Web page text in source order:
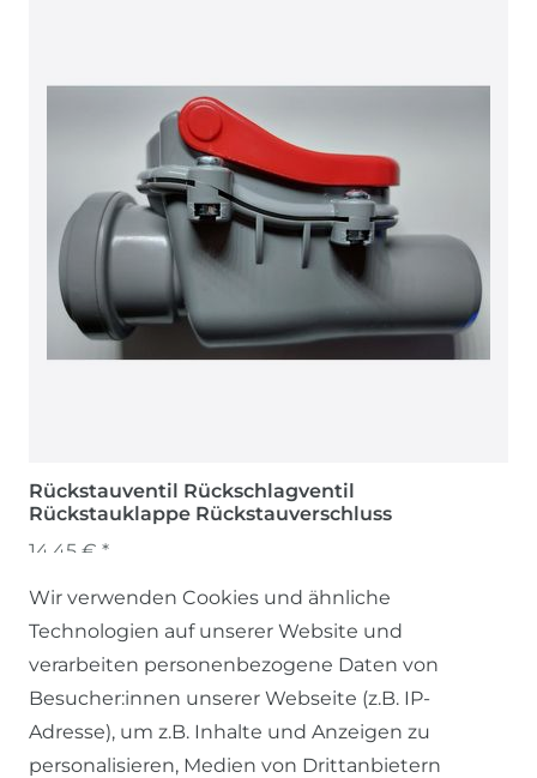
Rückstauventil Rückschlagventil
Rückstauklappe Rückstauverschluss
14,45 € *
Wir verwenden Cookies und ähnliche
Technologien auf unserer Website und
verarbeiten personenbezogene Daten von
Besucher:innen unserer Webseite (z.B. IP-
Adresse), um z.B. Inhalte und Anzeigen zu
personalisieren, Medien von Drittanbietern